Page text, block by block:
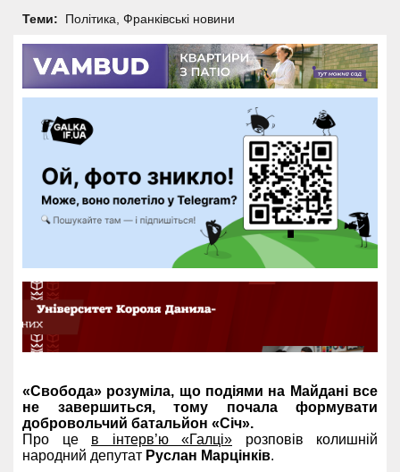
Теми: Політика Франківські новини
«Свобода» розуміла, що подіями на Майдані все
не завершиться, тому почала формувати
добровольчий батальйон «Січ».
Про це в інтерв’ю «Галці» розповів колишній
народний депутат Руслан Марцінків.